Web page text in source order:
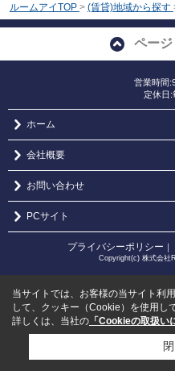
ルームアイTOP > (賃貸)地域から探す
ペー
営業時間
定休日:
ホーム
会社概要
お問い合わせ
PCサイト
プライバシーポリシー ｜
Copyright(c) 株式会社
当サイトでは、お客様の当サイト利
して、クッキー（Cookie）を使用し
詳しくは、当社の 「Cookieの取扱い